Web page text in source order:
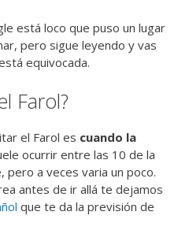
está loco que puso un lugar
pero sigue leyendo y vas
equivocada.
Farol?
el Farol es cuando la
ocurrir entre las 10 de la
pero a veces varia un poco.
antes de ir allá te dejamos
que te da la previsión de